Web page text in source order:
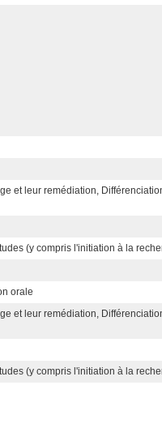
et leur remédiation,
(y compris l'initiation à la
orale
et leur remédiation,
(y compris l'initiation à la